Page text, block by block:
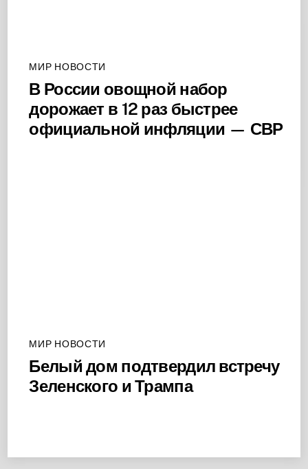
МИР НОВОСТИ
В России овощной набор
дорожает в 12 раз быстрее
официальной инфляции — СВР
МИР НОВОСТИ
Белый дом подтвердил встречу
Зеленского и Трампа